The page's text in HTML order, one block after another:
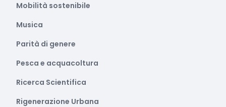
Mobilità sostenibile
Musica
Parità di genere
Pesca e acquacoltura
Ricerca Scientifica
Rigenerazione Urbana